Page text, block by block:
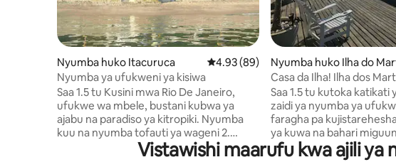
Nyumba huko Itacuruca Ukadiriaji wa wastani wa 4.93 kati ya
4.93 (89)
Nyumba ya ufukweni ya kisiwa
Saa 1.5 tu Kusini mwa Rio De Janeiro,
ufukwe wa mbele, bustani kubwa ya
ajabu na paradiso ya kitropiki. Nyumba
kuu na nyumba tofauti ya wageni 2.
Watunzaji katika jengo tofauti kwenye
eneo . Kuwasili kwa mashua/kuondoka
Nyumba huko Ilha do
Casa da Ilha! Ilha dos Martins - Itaguaí -
Rio de Janeiro
Saa 1.5 tu kutoka katikati
zaidi ya nyumba ya
faragha pa
ya kuwa na bahari
wanyamapori kama
kukiwa na ziara za mara
Vistawishi maarufu kwa ajili ya